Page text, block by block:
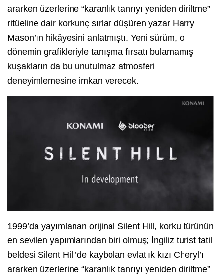
ararken üzerlerine “karanlık tanrıyı yeniden diriltme”
ritüeline dair korkunç sırlar düşüren yazar Harry
Mason’ın hikâyesini anlatmıştı. Yeni sürüm, o
dönemin grafikleriyle tanışma fırsatı bulamamış
kuşakların da bu unutulmaz atmosferi
deneyimlemesine imkan verecek.
1999’da yayımlanan orijinal Silent Hill, korku türünün
en sevilen yapımlarından biri olmuş; İngiliz turist tatil
beldesi Silent Hill’de kaybolan evlatlık kızı Cheryl’ı
ararken üzerlerine “karanlık tanrıyı yeniden diriltme”